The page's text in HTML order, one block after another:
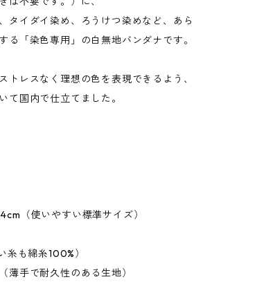
タイダイ染め、ろうけつ染めなど、あら
る「染色専用」の白無地バンダナです。
トレスなく理想の色を表現できるよう、
て国内で仕立てました。
（使いやすい標準サイズ）
も綿糸100%）
で耐久性のある生地）